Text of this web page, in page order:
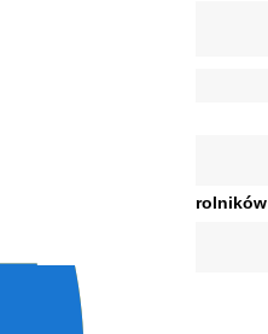
rolników